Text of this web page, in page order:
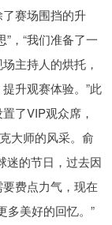
赛场围挡的升
，“我们准备了一
主持人的烘托，
升观赛体验。”此
了VIP观众席，
大师的风采。俞
迷的节日，过去因
费点力气，现在
多美好的回忆。”